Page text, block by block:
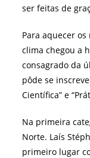
ser feitas de
Para aquecer
clima chegou a
consagrado da
pôde se
Científica” e
Na primeira
Norte. Laís
primeiro lugar